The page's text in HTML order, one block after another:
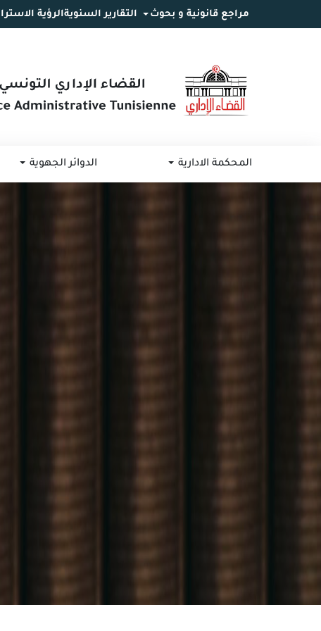
المحتوى
مراجع قانونية و بحوث التقارير السنويةالرؤية
المحكمة الادارية الدوائر الجهوية